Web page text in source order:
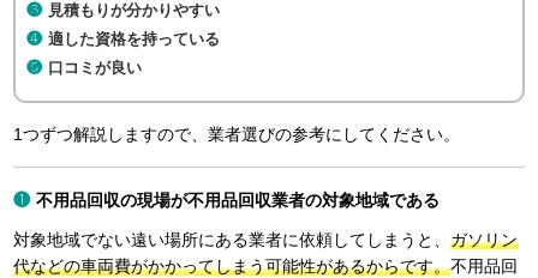
見積もりが分かりやすい
適した資格を持っている
口コミが良い
1つずつ解説しますので、業者選びの参考にしてください。
不用品回収の現場が不用品回収業者の対象地域である
対象地域でない遠い場所にある業者に依頼してしまうと、ガソリン
代などの車両費がかかってしまう可能性があるからです。不用品回